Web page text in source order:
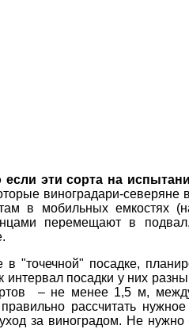
эти сорта на
виноградари-
в мобильных емкостях
перемещают в
"точечной" посадке,
интервал посадки у них
– не менее 1,5 м,
рассчитать
за виноградом. Не нужно